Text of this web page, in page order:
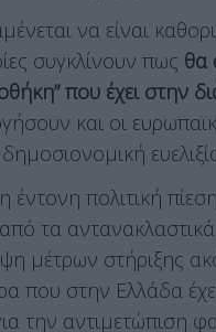
να είναι
συγκλίνουν πως θα
που έχει στην
και οι
έντονη πολιτική
από τα
μέτρων στήριξης
που στην Ελλάδα
την αντιμετώπιση